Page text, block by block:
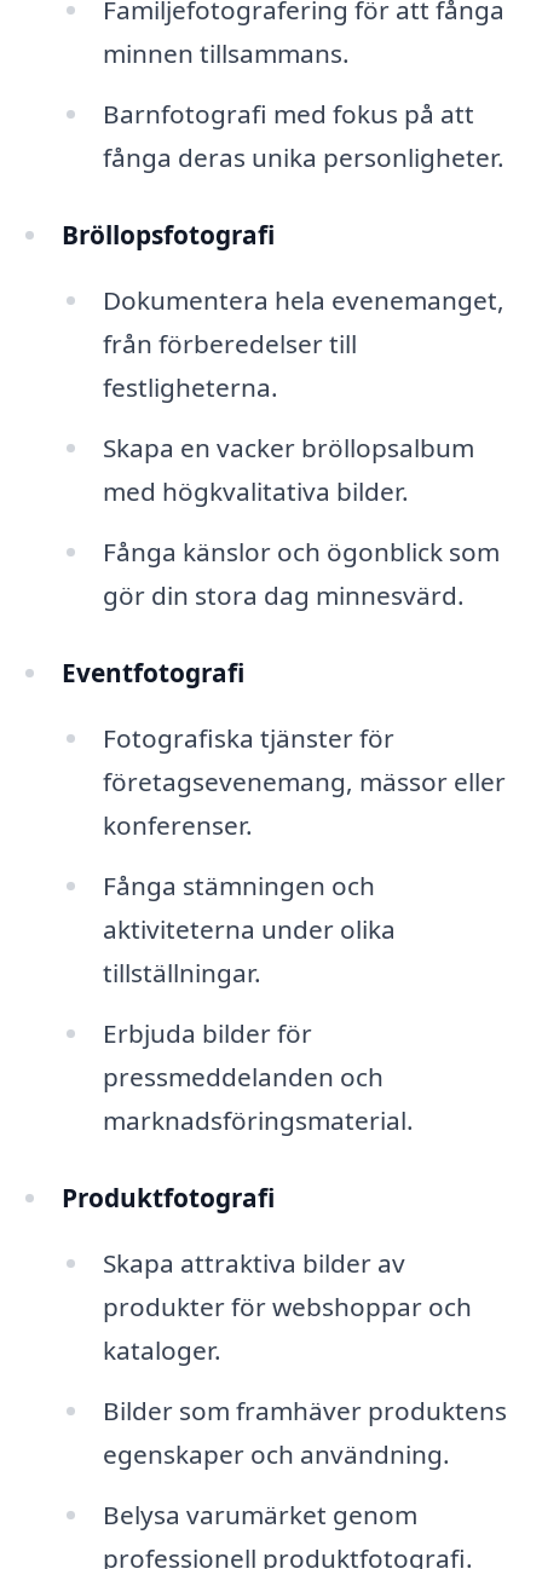
Familjefotografering för att fånga
minnen tillsammans.
Barnfotografi med fokus på att
fånga deras unika personligheter.
Bröllopsfotografi
Dokumentera hela evenemanget,
från förberedelser till
festligheterna.
Skapa en vacker bröllopsalbum
med högkvalitativa bilder.
Fånga känslor och ögonblick som
gör din stora dag minnesvärd.
Eventfotografi
Fotografiska tjänster för
företagsevenemang, mässor eller
konferenser.
Fånga stämningen och
aktiviteterna under olika
tillställningar.
Erbjuda bilder för
pressmeddelanden och
marknadsföringsmaterial.
Produktfotografi
Skapa attraktiva bilder av
produkter för webshoppar och
kataloger.
Bilder som framhäver produktens
egenskaper och användning.
Belysa varumärket genom
professionell produktfotografi.